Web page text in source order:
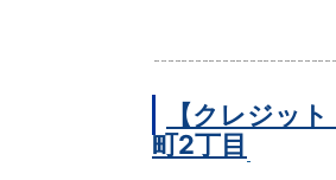
【クレジッ
町2丁目